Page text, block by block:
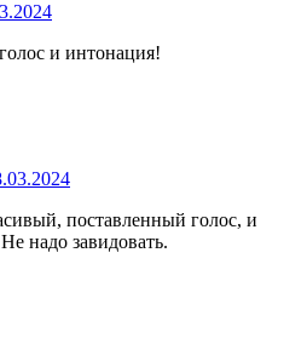
и интонация!
поставленный голос, и
надо завидовать.